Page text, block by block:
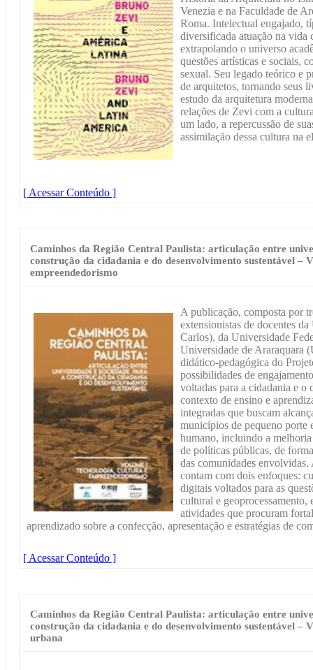
Venezia e na Faculdade de
Roma. Intelectual engajado,
diversificada atuação na vida
extrapolando o universo
questões artísticas e sociais,
sexual. Seu legado teórico e
de arquitetos, tornando seus
estudo da arquitetura
relações de Zevi com a
um lado, a repercussão de
assimilação dessa cultura na
[ Acessar Conteúdo ]
Caminhos da Região Central Paulista: articulação entre
construção da cidadania e do desenvolvimento sustentável –
empreendedorismo
A publicação, composta por
extensionistas de docentes
Carlos), da Universidade
Universidade de Araraquara
didático-pedagógica do
possibilidades de
voltadas para a cidadania e o
contexto de ensino e
integradas que buscam
municípios de pequeno porte
humano, incluindo a
de políticas públicas, de
das comunidades
contam com dois enfoques:
digitais voltados para as
cultural e
atividades que procuram
aprendizado sobre a confecção, apresentação e estratégias de
[ Acessar Conteúdo ]
Caminhos da Região Central Paulista: articulação entre
construção da cidadania e do desenvolvimento sustentável
urbana